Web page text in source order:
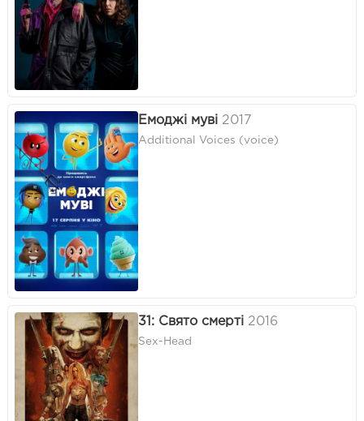
Емоджі муві 2017
Additional Voices (voice)
31: Свято смерті 2016
Sex-Head